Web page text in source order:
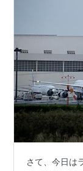
さて、今日は